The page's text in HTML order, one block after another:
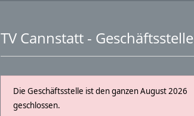
TV Cannstatt - Geschäftsstelle
Die Geschäftsstelle ist den ganzen August 2026
geschlossen.